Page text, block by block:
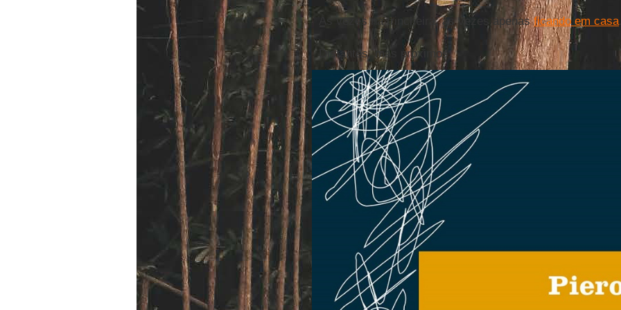
Às vezes na trincheira, às vezes apenasficando em casa
Distantes, mas próximos.